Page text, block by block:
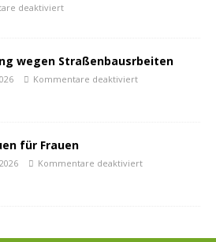
deaktiviert
wegen Straßenbausrbeiten
Kommentare deaktiviert
für Frauen
Kommentare deaktiviert